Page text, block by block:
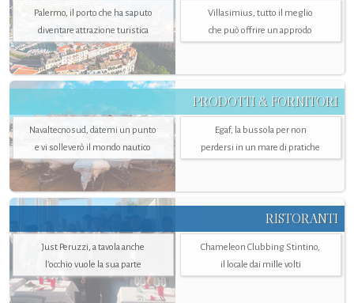
Palermo, il porto che ha saputo
diventare attrazione turistica
Villasimius, tutto il meglio
che può offrire un approdo
PRODOTTI & FORNITORI
Navaltecnosud, datemi un punto
e vi solleverò il mondo nautico
Egaf, la bussola per non
perdersi in un mare di pratiche
RISTORANTI
Just Peruzzi, a tavola anche
l’occhio vuole la sua parte
Chameleon Clubbing Stintino,
il locale dai mille volti